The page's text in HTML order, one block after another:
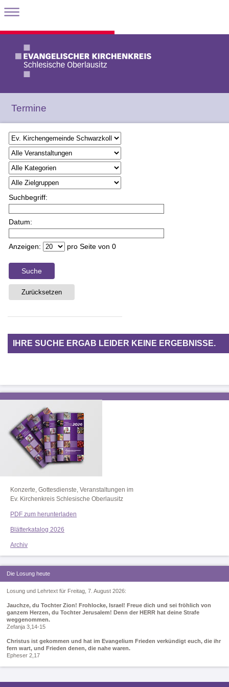
Termine
Suchbegriff:
Datum:
Anzeigen: pro Seite von 0
Suche
Zurücksetzen
IHRE SUCHE ERGAB LEIDER KEINE ERGEBNISSE.
Konzerte, Gottesdienste, Veranstaltungen im
Ev. Kirchenkreis Schlesische Oberlausitz
PDF zum herunterladen
Blätterkatalog 2026
Archiv
Die Losung heute
Losung und Lehrtext für Freitag, 7. August 2026:
Jauchze, du Tochter Zion! Frohlocke, Israel! Freue dich und sei fröhlich von
ganzem Herzen, du Tochter Jerusalem! Denn der HERR hat deine Strafe
weggenommen.
Zefanja 3,14-15
Christus ist gekommen und hat im Evangelium Frieden verkündigt euch, die ihr
fern wart, und Frieden denen, die nahe waren.
Epheser 2,17